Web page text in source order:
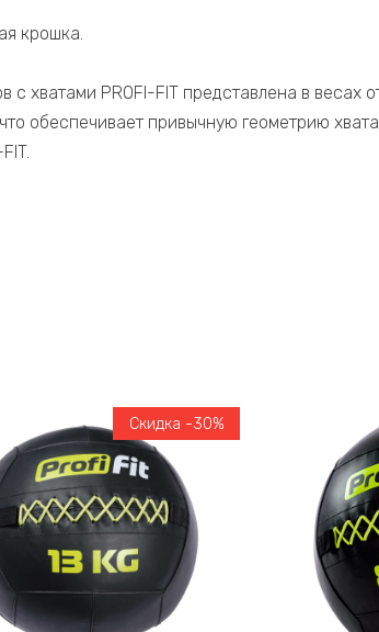
крошка.
с хватами PROFI-FIT представлена в весах
обеспечивает привычную геометрию
Скидка -30%